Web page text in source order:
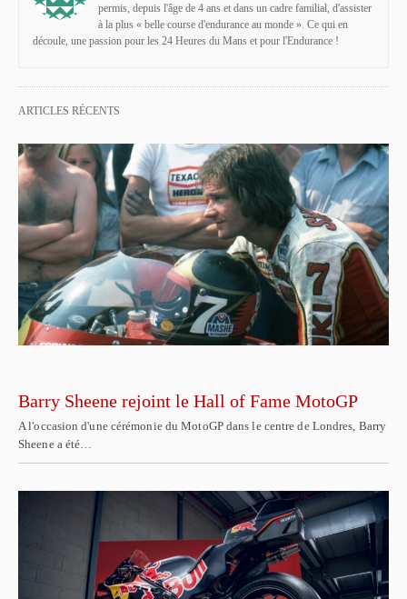
permis, depuis l'âge de 4 ans et dans un cadre familial, d'assister
à la plus « belle course d'endurance au monde ». Ce qui en
découle, une passion pour les 24 Heures du Mans et pour l'Endurance !
ARTICLES RÉCENTS
Barry Sheene rejoint le Hall of Fame MotoGP
A l'occasion d'une cérémonie du MotoGP dans le centre de Londres, Barry
Sheene a été…